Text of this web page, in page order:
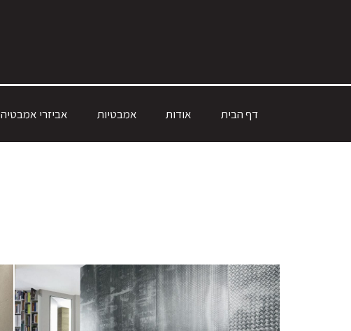
דף הבית אודות אמבטיות אביזרי אמבטיה